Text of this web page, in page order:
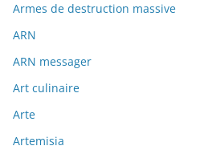
Armes de destruction massive
ARN
ARN messager
Art culinaire
Arte
Artemisia